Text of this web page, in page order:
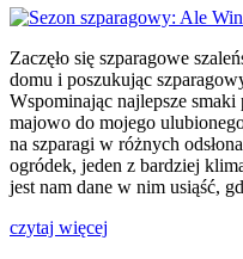
Zaczęło się szparagowe
domu i poszukując
Wspominając najlepsze
majowo do mojego
na szparagi w różnych
ogródek, jeden z bardziej
jest nam dane w nim usiąść,
czytaj więcej